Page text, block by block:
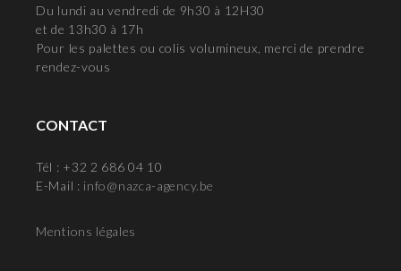
Du lundi au vendredi de 9h30 à 12H30
et de 13h30 à 17h
Pour les palettes ou colis volumineux, merci de prendre
rendez-vous
CONTACT
Tél : +32 2 686 04 10
E-Mail : info@nazca-agency.be
Mentions légales